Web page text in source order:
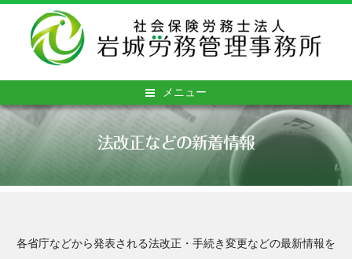
メニュー
法改正などの新着情報
各省庁などから発表される法改正・手続き変更などの最新情報を